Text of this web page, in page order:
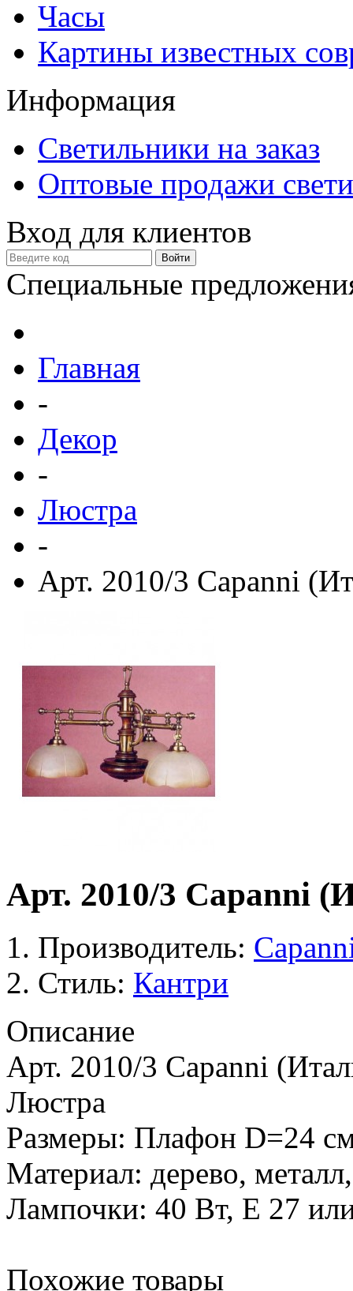
Часы
Картины известных
Информация
Светильники на заказ
Оптовые продажи
Вход для клиентов
Специальные
Главная
-
Декор
-
Люстра
-
Арт. 2010/3 Capanni
Арт. 2010/3 Capanni
Производитель:
Стиль: Кантри
Описание
Арт. 2010/3 Capanni
Люстра
Размеры: Плафон D=24
Материал: дерево,
Лампочки: 40 Вт, E 27
Похожие товары